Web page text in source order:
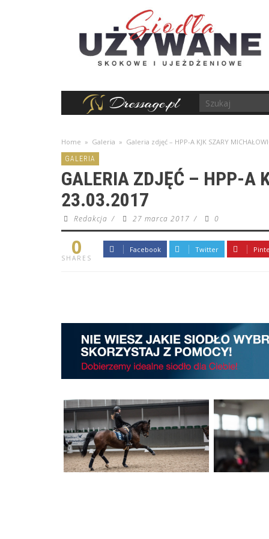
Home » Galeria » Galeria zdjęć – HPP-A KJK SZARY
GALERIA
GALERIA ZDJĘĆ – HPP-A
23.03.2017
Redakcja / 27 marca 2017 / 0
0
SHARES
Facebook Twitter